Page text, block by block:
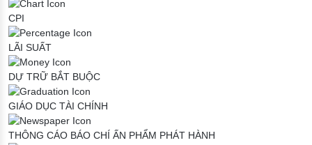
CPI
LÃI SUẤT
DỰ TRỮ BẮT BUỘC
GIÁO DỤC TÀI CHÍNH
THÔNG CÁO BÁO CHÍ ẤN PHẨM PHÁT HÀNH